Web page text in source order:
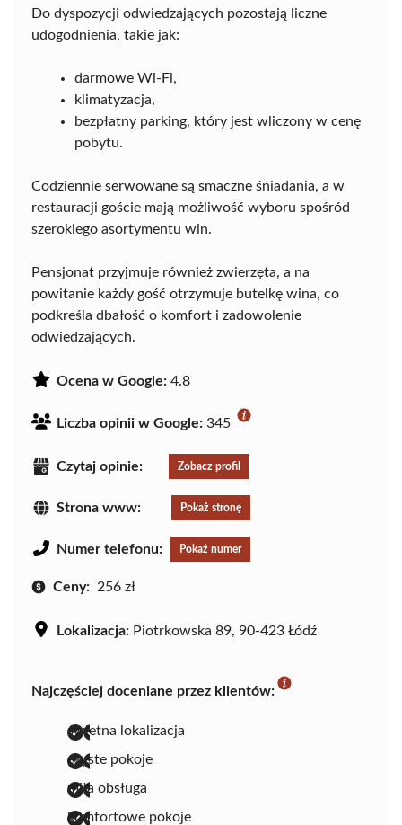
Do dyspozycji odwiedzających pozostają liczne
udogodnienia, takie jak:
darmowe Wi-Fi,
klimatyzacja,
bezpłatny parking, który jest wliczony w cenę
pobytu.
Codziennie serwowane są smaczne śniadania, a w
restauracji goście mają możliwość wyboru spośród
szerokiego asortymentu win.
Pensjonat przyjmuje również zwierzęta, a na
powitanie każdy gość otrzymuje butelkę wina, co
podkreśla dbałość o komfort i zadowolenie
odwiedzających.
Ocena w Google: 4.8
Liczba opinii w Google: 345
Czytaj opinie: Zobacz profil
Strona www: Pokaż stronę
Numer telefonu: Pokaż numer
Ceny: 256 zł
Lokalizacja: Piotrkowska 89, 90-423 Łódź
Najczęściej doceniane przez klientów:
świetna lokalizacja
czyste pokoje
miła obsługa
komfortowe pokoje